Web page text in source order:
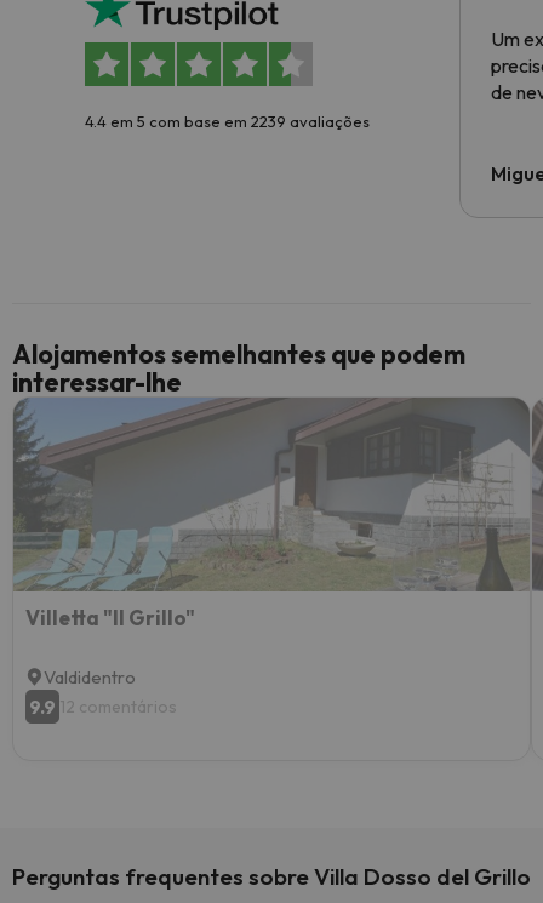
4.4 em 5 com base em 2239 avaliações
Um
de
Alojamentos semelhantes que podem
interessar-lhe
Villetta "Il Grillo"
Valdidentro
9.9 12 comentários
Perguntas frequentes sobre Villa Dosso del Grillo